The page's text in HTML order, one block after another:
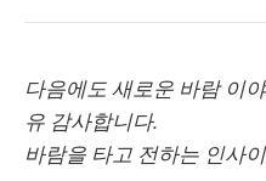
다음에도 새로운 바람 이
유 감사합니다.
바람을 타고 전하는 인사